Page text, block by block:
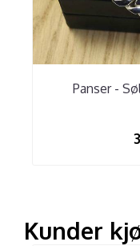
Panser -
Kunder